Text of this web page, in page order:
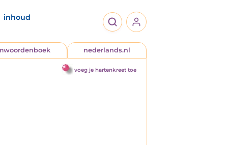
inhoud
nederlands.nl
voeg je hartenkreet toe